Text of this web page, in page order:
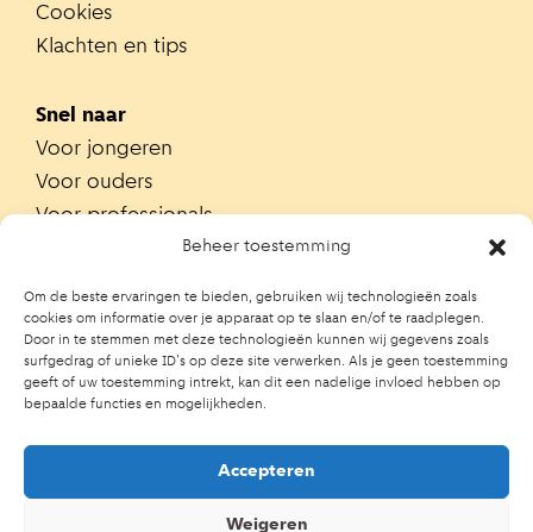
Beheer toestemming
Om de beste ervaringen te bieden, gebruiken wij technologieën zoals
cookies om informatie over je apparaat op te slaan en/of te raadplegen.
Door in te stemmen met deze technologieën kunnen wij gegevens zoals
surfgedrag of unieke ID's op deze site verwerken. Als je geen toestemming
geeft of uw toestemming intrekt, kan dit een nadelige invloed hebben op
bepaalde functies en mogelijkheden.
Accepteren
Weigeren
Cookies
Klachten en tips
Snel naar
Voor jongeren
Voor ouders
Voor professionals
Zoek contactpersoon op school
Trainingen
Ouderportaal JGZ